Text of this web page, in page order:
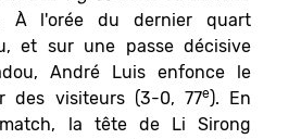
À l'orée du dernier quart
et sur une passe décisive
André Luis enfonce le
des visiteurs (3-0, 77e). En
la tête de Li Sirong